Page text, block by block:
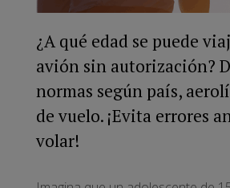
¿A qué edad se puede
avión sin autorización?
normas según país,
de vuelo. ¡Evita errores
volar!